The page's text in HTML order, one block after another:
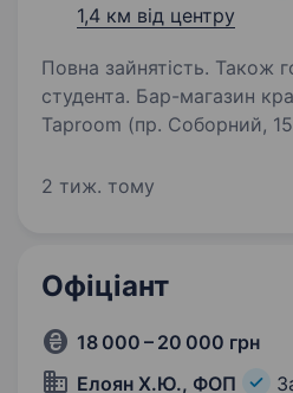
1,4 км від центру
Повна зайнятість. Також
студента. Бар-магазин крафтового пива Odynn
Taproom (пр. Соборний,
Дівчина 20−35 років.
2 тиж. тому
Офіціант
18 000 – 20 000 грн
Елоян Х.Ю., ФОП